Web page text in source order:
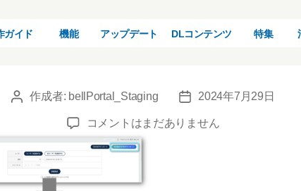
ガイド 機能 アップデート DLコンテンツ 特集
投
作成者: bellPortal_Staging
投
日
2024年7月29日
release_csv_240725
へ
コメントはまだありません